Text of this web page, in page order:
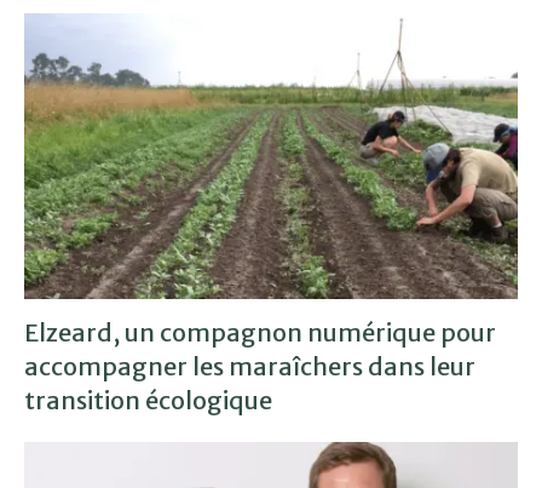
Elzeard, un compagnon numérique pour
accompagner les maraîchers dans leur
transition écologique